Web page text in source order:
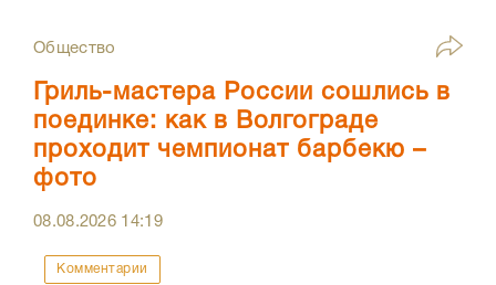
Общество
Гриль-мастера России сошлись в
поединке: как в Волгограде
проходит чемпионат барбекю –
фото
08.08.2026 14:19
Комментарии